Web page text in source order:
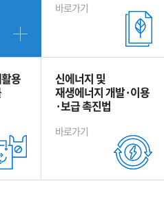
바로가기
용
신에너지 및
재생에너지 개발·이용
·보급 촉진법
바로가기